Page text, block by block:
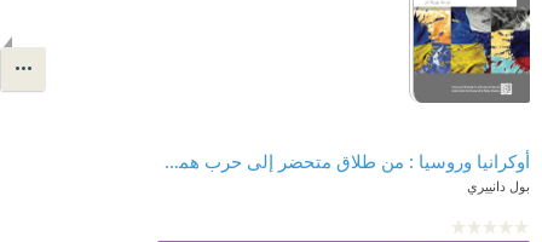
أوكرانيا وروسيا : من طلاق متحضر إلى حرب همجية
بول دانييري